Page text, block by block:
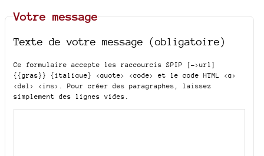
Votre message
Texte de votre message (obligatoire)
Ce formulaire accepte les raccourcis SPIP
[->url]
{{gras}} {italique} <quote> <code>
et le code HTML <q>
<del> <ins> . Pour créer des paragraphes, laissez
simplement des lignes vides.